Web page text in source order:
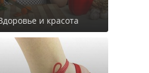
и красота